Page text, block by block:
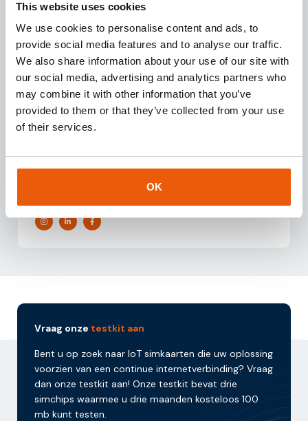
This website uses cookies
We use cookies to personalise content and ads, to
provide social media features and to analyse our traffic.
We also share information about your use of our site with
our social media, advertising and analytics partners who
may combine it with other information that you’ve
provided to them or that they’ve collected from your use
of their services.
OK
Geschreven door:
Jochem Koppes
Owner & Director
IoT-hardware en dataverwerkingsoplossingen.
Vraag onze testkit aan
Bent u op zoek naar IoT simkaarten die uw oplossing
voorzien van een continue internetverbinding? Vraag
dan onze testkit aan! Onze testkit bevat drie
simchips waarmee u drie maanden kosteloos 100
mb kunt testen.